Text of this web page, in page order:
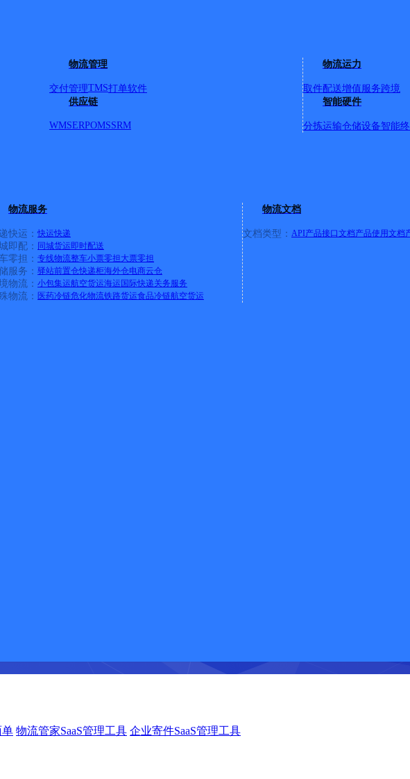
物流管理
交付管理TMS打单软件
物流运力
取件配送增值服务跨境
供应链
WMSERPOMSSRM
智能硬件
分拣运输仓储设备智能
物流服务
快运： 快运快递
即配： 同城货运即时配送
零担： 专线物流整车小票零担大票零担
服务： 驿站前置仓快递柜海外仓电商云仓
物流： 小包集运航空货运海运 国际快递关务服务
物流： 医药冷链危化物流铁路货运食品冷链航空货运
物流文档
文档类型： API产品接口文档产品使用文档
：
：
行业最具投资价值企业》
单 物流管家SaaS管理工具 企业寄件SaaS管理工具